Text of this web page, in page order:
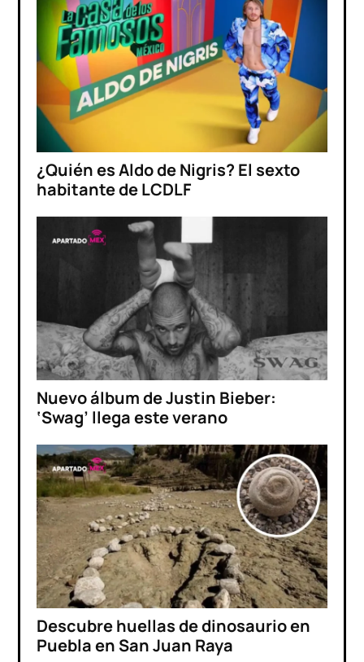
¿Quién es Aldo de Nigris? El sexto
habitante de LCDLF
Nuevo álbum de Justin Bieber:
‘Swag’ llega este verano
Descubre huellas de dinosaurio en
Puebla en San Juan Raya